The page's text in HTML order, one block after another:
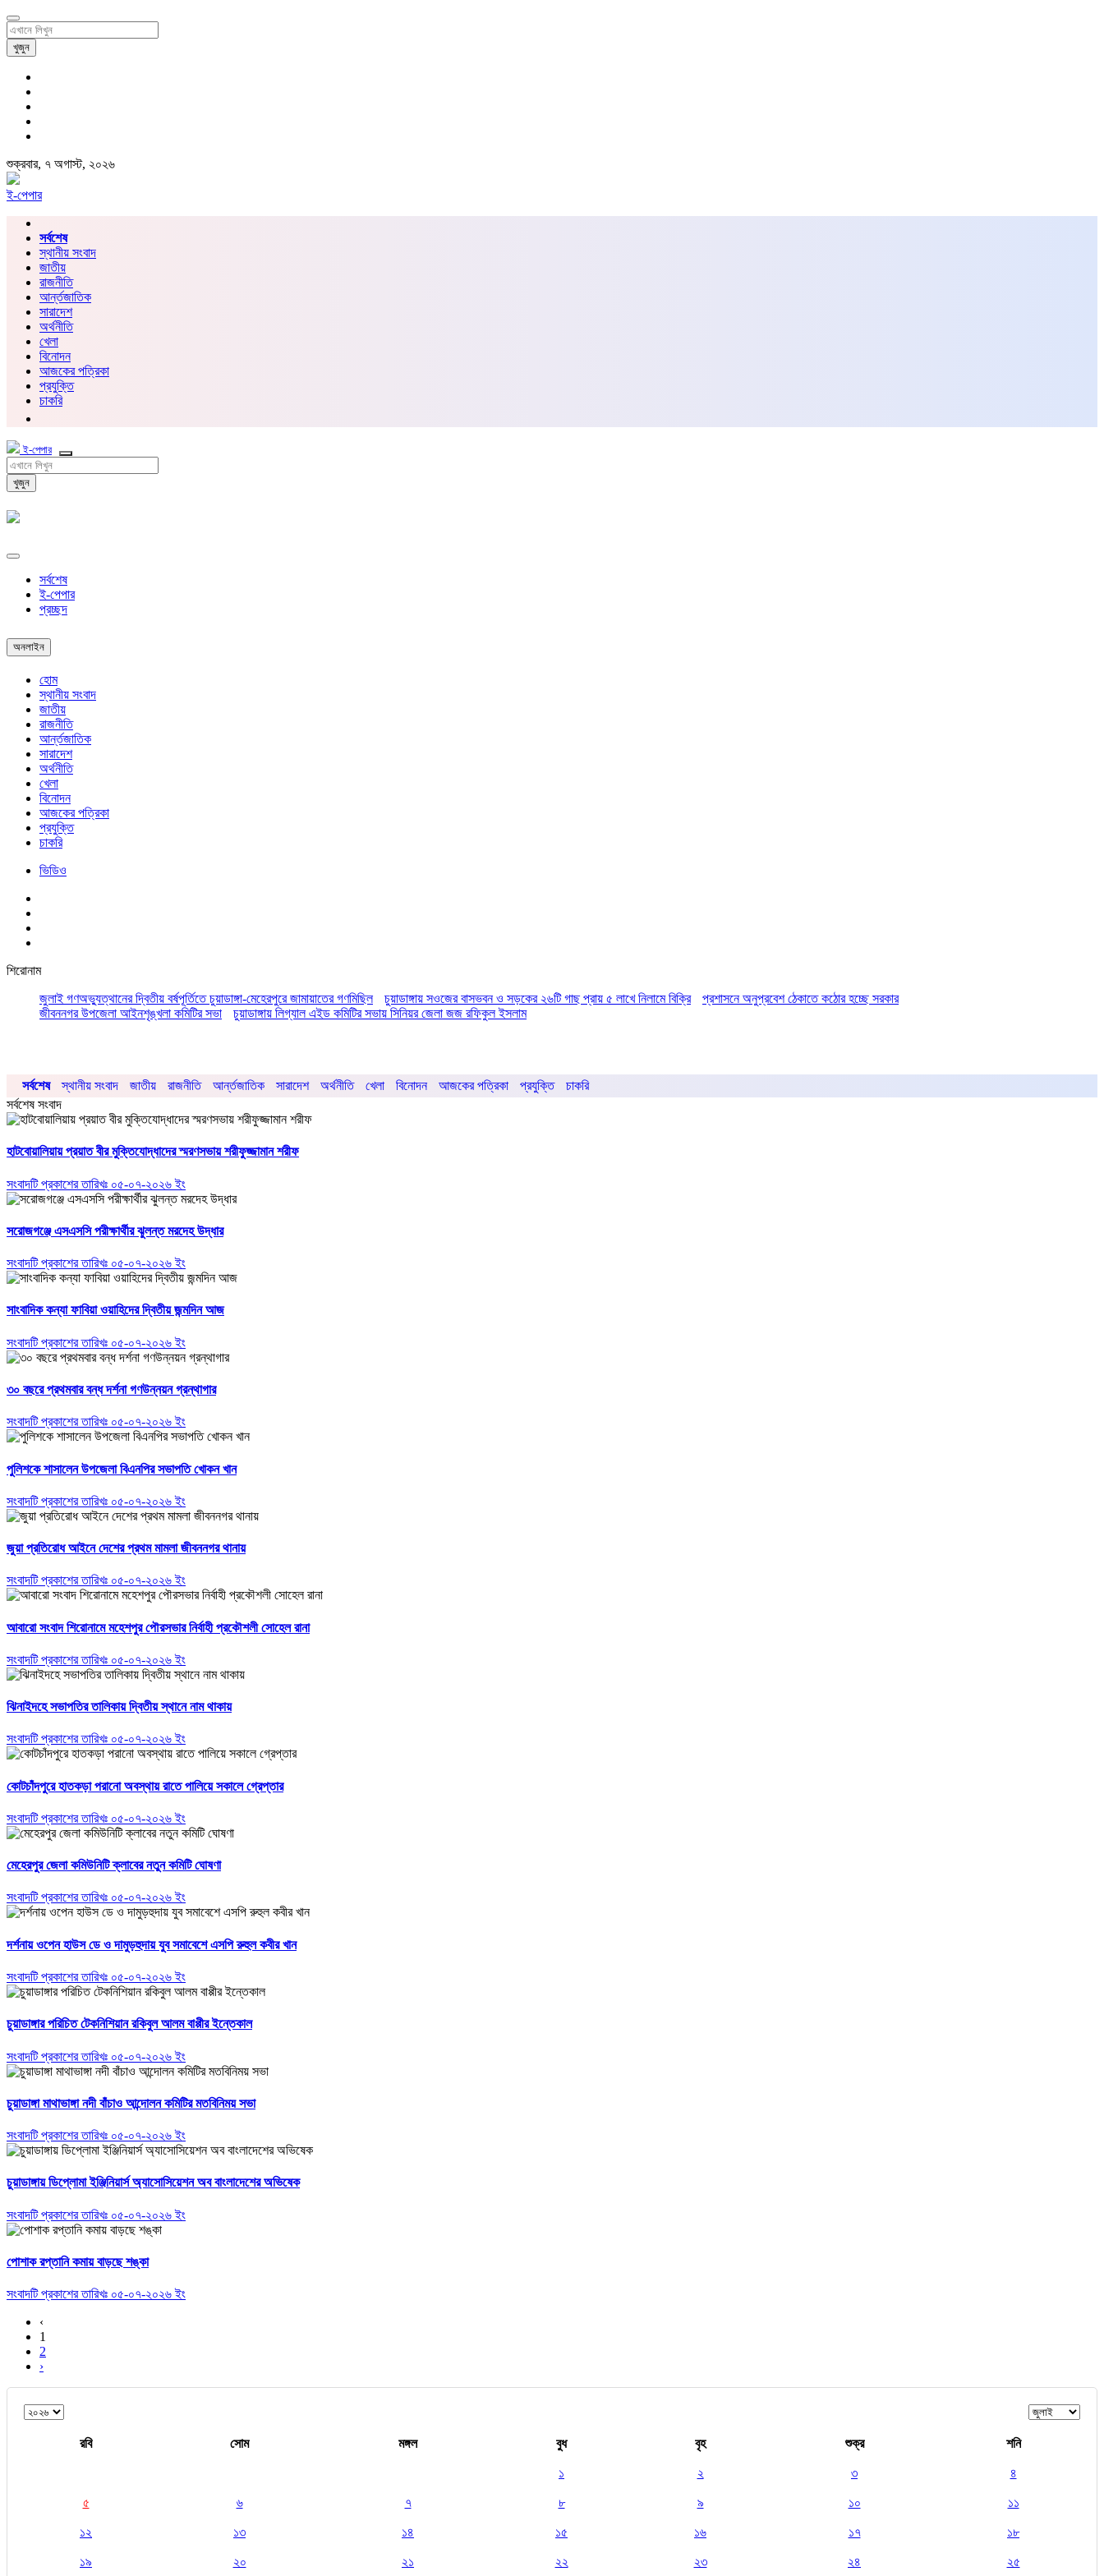
খুজুন
শুক্রবার, ৭ অগাস্ট, ২০২৬
ই-পেপার
সর্বশেষ
স্থানীয় সংবাদ
জাতীয়
রাজনীতি
আর্ন্তজাতিক
সারাদেশ
অর্থনীতি
খেলা
বিনোদন
আজকের পত্রিকা
প্রযুক্তি
চাকরি
ই-পেপার
খুজুন
সর্বশেষ
ই-পেপার
প্রচ্ছদ
অনলাইন
হোম
স্থানীয় সংবাদ
জাতীয়
রাজনীতি
আর্ন্তজাতিক
সারাদেশ
অর্থনীতি
খেলা
বিনোদন
আজকের পত্রিকা
প্রযুক্তি
চাকরি
ভিডিও
শিরোনাম
জুলাই গণঅভ্যুত্থানের দ্বিতীয় বর্ষপূর্তিতে চুয়াডাঙ্গা-মেহেরপুরে জামায়াতের গণমিছিল
চুয়াডাঙ্গায় সওজের বাসভবন ও সড়কের ২৬টি গাছ প্রায় ৫ লাখে নিলামে বিক্রি
প্রশাসনে অনুপ্রবেশ ঠেকাতে কঠোর হচ্ছে সরকার
জীবননগর উপজেলা আইনশৃঙ্খলা কমিটির সভা
চুয়াডাঙ্গায় লিগ্যাল এইড কমিটির সভায় সিনিয়র জেলা জজ রফিকুল ইসলাম
সর্বশেষ স্থানীয় সংবাদ জাতীয় রাজনীতি আর্ন্তজাতিক সারাদেশ অর্থনীতি খেলা বিনোদন আজকের পত্রিকা প্রযুক্তি
চাকরি
সর্বশেষ সংবাদ
হাটবোয়ালিয়ায় প্রয়াত বীর মুক্তিযোদ্ধাদের স্মরণসভায় শরীফুজ্জামান শরীফ
সংবাদটি প্রকাশের তারিখঃ ০৫-০৭-২০২৬ ইং
সরোজগঞ্জে এসএসসি পরীক্ষার্থীর ঝুলন্ত মরদেহ উদ্ধার
সংবাদটি প্রকাশের তারিখঃ ০৫-০৭-২০২৬ ইং
সাংবাদিক কন্যা ফাবিয়া ওয়াহিদের দ্বিতীয় জন্মদিন আজ
সংবাদটি প্রকাশের তারিখঃ ০৫-০৭-২০২৬ ইং
৩০ বছরে প্রথমবার বন্ধ দর্শনা গণউন্নয়ন গ্রন্থাগার
সংবাদটি প্রকাশের তারিখঃ ০৫-০৭-২০২৬ ইং
পুলিশকে শাসালেন উপজেলা বিএনপির সভাপতি খোকন খান
সংবাদটি প্রকাশের তারিখঃ ০৫-০৭-২০২৬ ইং
জুয়া প্রতিরোধ আইনে দেশের প্রথম মামলা জীবননগর থানায়
সংবাদটি প্রকাশের তারিখঃ ০৫-০৭-২০২৬ ইং
আবারো সংবাদ শিরোনামে মহেশপুর পৌরসভার নির্বাহী প্রকৌশলী সোহেল রানা
সংবাদটি প্রকাশের তারিখঃ ০৫-০৭-২০২৬ ইং
ঝিনাইদহে সভাপতির তালিকায় দ্বিতীয় স্থানে নাম থাকায়
সংবাদটি প্রকাশের তারিখঃ ০৫-০৭-২০২৬ ইং
কোটচাঁদপুরে হাতকড়া পরানো অবস্থায় রাতে পালিয়ে সকালে গ্রেপ্তার
সংবাদটি প্রকাশের তারিখঃ ০৫-০৭-২০২৬ ইং
মেহেরপুর জেলা কমিউনিটি ক্লাবের নতুন কমিটি ঘোষণা
সংবাদটি প্রকাশের তারিখঃ ০৫-০৭-২০২৬ ইং
দর্শনায় ওপেন হাউস ডে ও দামুড়হুদায় যুব সমাবেশে এসপি রুহুল কবীর খান
সংবাদটি প্রকাশের তারিখঃ ০৫-০৭-২০২৬ ইং
চুয়াডাঙ্গার পরিচিত টেকনিশিয়ান রকিবুল আলম বাপ্পীর ইন্তেকাল
সংবাদটি প্রকাশের তারিখঃ ০৫-০৭-২০২৬ ইং
চুয়াডাঙ্গা মাথাভাঙ্গা নদী বাঁচাও আন্দোলন কমিটির মতবিনিময় সভা
সংবাদটি প্রকাশের তারিখঃ ০৫-০৭-২০২৬ ইং
চুয়াডাঙ্গায় ডিপ্লোমা ইঞ্জিনিয়ার্স অ্যাসোসিয়েশন অব বাংলাদেশের অভিষেক
সংবাদটি প্রকাশের তারিখঃ ০৫-০৭-২০২৬ ইং
পোশাক রপ্তানি কমায় বাড়ছে শঙ্কা
সংবাদটি প্রকাশের তারিখঃ ০৫-০৭-২০২৬ ইং
‹
1
2
›
রবি সোম মঙ্গল বুধ বৃহ শুক্র শনি
১ ২ ৩ ৪
৫ ৬ ৭ ৮ ৯ ১০ ১১
১২ ১৩ ১৪ ১৫ ১৬ ১৭ ১৮
১৯ ২০ ২১ ২২ ২৩ ২৪ ২৫